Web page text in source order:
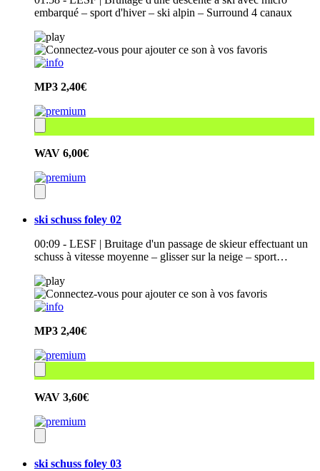
embarqué – sport d'hiver – ski alpin – Surround 4 canaux
MP3 2,40€
WAV 6,00€
ski schuss foley 02
00:09 - LESF | Bruitage d'un passage de skieur effectuant un
schuss à vitesse moyenne – glisser sur la neige – sport…
MP3 2,40€
WAV 3,60€
ski schuss foley 03